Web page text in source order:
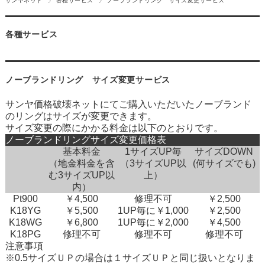
各種サービス
ノーブランドリング サイズ変更サービス
サンヤ価格破壊ネットにてご購入いただいたノーブランド
のリングはサイズが変更できます。
サイズ変更の際にかかる料金は以下のとおりです。
ノーブランドリングサイズ変更価格表
基本料金
（地金料金を含
む3サイズUP以
内）
1サイズUP毎
（3サイズUP以
上）
サイズDOWN
(何サイズでも)
Pt900 ￥4,500 修理不可
￥2,500
K18YG
￥5,500 1UP毎に￥1,000
￥2,500
K18WG
￥6,800 1UP毎に￥2,000
￥4,500
K18PG
修理不可 修理不可
修理不可
注意事項
※0.5サイズＵＰの場合は１サイズＵＰと同じ扱いとなりま